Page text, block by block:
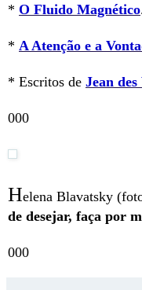
* O Fluido Magnético
* A Atenção e a
* Escritos de Jean des
000
Helena Blavatsky
de desejar, faça por
000